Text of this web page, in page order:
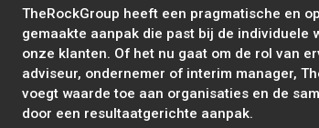
TheRockGroup heeft een pragmatische en
gemaakte aanpak die past bij de individuele
onze klanten. Of het nu gaat om de rol van
adviseur, ondernemer of interim manager,
voegt waarde toe aan organisaties en de
door een resultaatgerichte aanpak.